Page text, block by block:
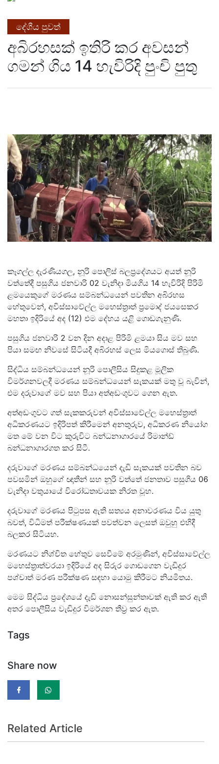
දේශීය පුවත්
අබිරහසක් ඉතිරි කර අවසන්
ගමන් ගිය 14 හැවිරිදි පුංචි පුතු
කෑගල්ල දැරණියගල, නූරි පොලිස් බලප්‍රදේශයට අයත් නූරි
වත්තේදී පසුගිය ජනවාරි 02 වැනිදා මියගිය 14 හැවිරිදි පිරිමි
ළමයෙකුගේ මරණය සම්බන්ධයෙන් පවතින අබිරහස
හේතුවෙන්, අවිස්සාවේල්ල මහෙස්ත්‍රාත් ප්‍රමොද් ජයසෙකර
මහතා ඉදිරියේ අද (12) එම දේහය යළි ගොඩගැනුණි.
පසුගිය ජනවාරි 2 වන දින අදාළ පිරිමි ළමයා සිය මව සහ
පියා සමඟ නිවසේ සිටියදී අබිරහස් ලෙස මියගොස් තිබුණි.
සිද්ධිය සම්බන්ධයෙන් නූරි පොලීසිය සිදුකළ මූලික
විමර්ශනවලදී මරණය සම්බන්ධයෙන් සැකයක් මතු වූ බැවින්,
එම දරුවාගේ මව සහ පියා අත්අඩංගුවට ගෙන ඇත.
අත්අඩංගුවට ගත් සැකකරුවන් අවිස්සාවේල්ල මහෙස්ත්‍රාත්
අධිකරණයට ඉදිරිපත් කිරීමෙන් අනතුරුව, අධිකරණ නියෝග
මත මේ වන විට කුරුවිට බන්ධනාගාරයේ රිමාන්ඩ්
බන්ධනාගාරගත කර සිටී.
දරුවාගේ මරණය සම්බන්ධයෙන් දැඩි සැකයක් පවතින බව
පවසමින් ඔහුගේ ඥාතීන් සහ නූරි වත්තේ ජනතාව පසුගිය 06
වැනිදා වතුයායේ විරෝධතාවයක නිරත වූහ.
දරුවාගේ මරණය පිටුපස ඇති සත්‍යය අනාවරණය විය යුතු
බවත්, විධිමත් පරීක්ෂණයක් පවත්වන ලෙසත් ඔවුහු එහිදී
බලකර සිටියහ.
මරණයට නිශ්චිත හේතුව සෙවීමේ අරමුණින්, අවිස්සාවේල්ල
මහෙස්ත්‍රාත්වරයා ඉදිරියේ අද සිරුර ගොඩගෙන වැඩිදුර
පශ්චාත් මරණ පරීක්ෂණ සඳහා යොමු කිරීමට නියමිතය.
මෙම සිද්ධිය ප්‍රදේශයේ දැඩි නොසන්සුන්තාවක් ඇති කර ඇති
අතර පොලීසිය වැඩිදුර විමර්ශන තීව්‍ර කර ඇත.
Tags
Share now
Related Article